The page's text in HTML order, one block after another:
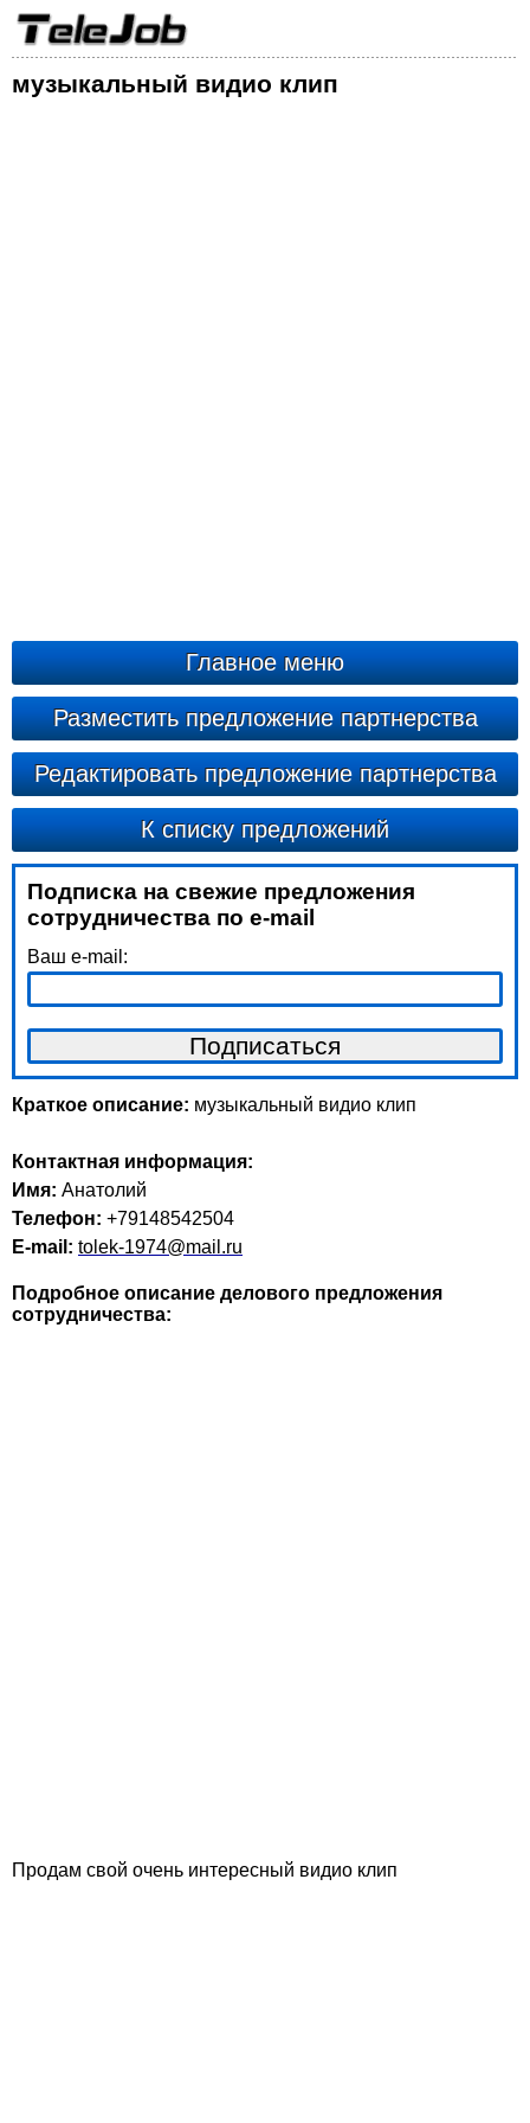
музыкальный видио клип
Главное меню
Разместить предложение партнерства
Редактировать предложение партнерства
К списку предложений
Подписка на свежие предложения
сотрудничества по e-mail
Ваш e-mail:
Краткое описание: музыкальный видио клип
Контактная информация:
Имя: Анатолий
Телефон: +79148542504
E-mail: tolek-1974@mail.ru
Подробное описание делового предложения
сотрудничества:
Продам свой очень интересный видио клип